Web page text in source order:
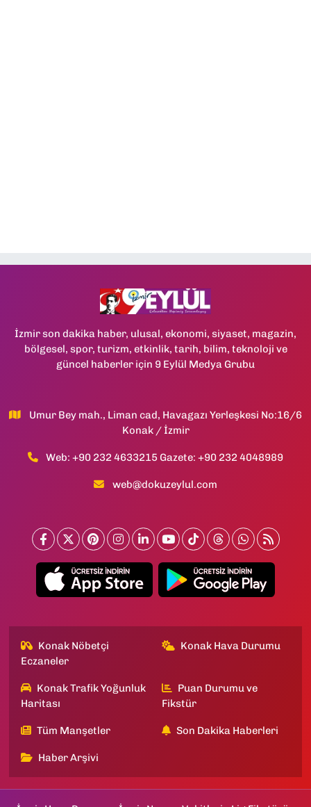
İzmir son dakika haber, ulusal, ekonomi, siyaset, magazin,
bölgesel, spor, turizm, etkinlik, tarih, bilim, teknoloji ve
güncel haberler için 9 Eylül Medya Grubu
Umur Bey mah., Liman cad, Havagazı Yerleşkesi No:16/6
Konak / İzmir
Web: +90 232 4633215 Gazete: +90 232 4048989
web@dokuzeylul.com
Konak Nöbetçi
Eczaneler
Konak Hava Durumu
Konak Trafik Yoğunluk
Haritası
Puan Durumu ve
Fikstür
Tüm Manşetler Son Dakika Haberleri
Haber Arşivi